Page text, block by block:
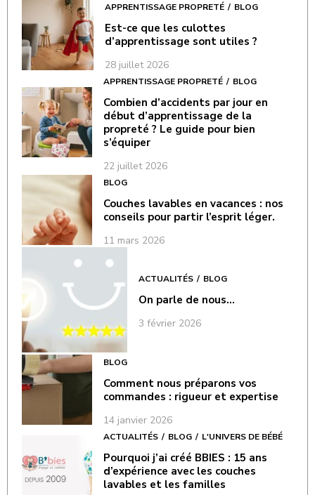
APPRENTISSAGE PROPRETÉ BLOG
Est-ce que les culottes
d’apprentissage sont utiles ?
28 juillet 2026
APPRENTISSAGE PROPRETÉ BLOG
Combien d’accidents par jour en
début d’apprentissage de la
propreté ? Le guide pour bien
s’équiper
22 juillet 2026
BLOG
Couches lavables en vacances : nos
conseils pour partir l’esprit léger.
11 mars 2026
ACTUALITÉS BLOG
On parle de nous…
3 février 2026
BLOG
Comment nous préparons vos
commandes : rigueur et expertise
14 janvier 2026
ACTUALITÉS BLOG L'UNIVERS DE BÉBÉ
Pourquoi j’ai créé BBIES : 15 ans
d’expérience avec les couches
lavables et les familles